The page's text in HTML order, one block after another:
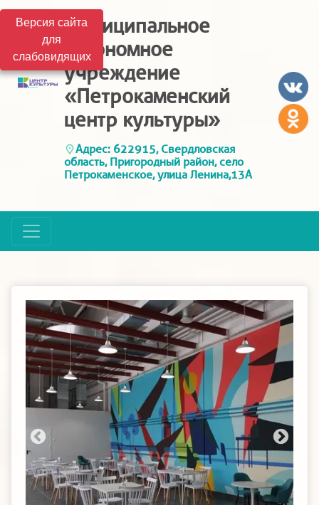
Версия сайта
для
слабовидящих
Муниципальное
автономное
учреждение
«Петрокаменский
центр культуры»
Адрес: 622915, Свердловская
область, Пригородный район, село
Петрокаменское, улица Ленина,13А